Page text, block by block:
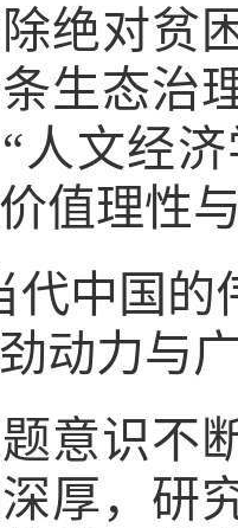
绝对贫
生态治
人文经
值理性
国的伟
动力与
识不断
厚，研